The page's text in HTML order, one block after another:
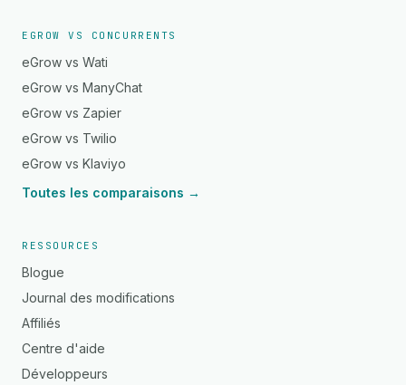
EGROW VS CONCURRENTS
eGrow vs Wati
eGrow vs ManyChat
eGrow vs Zapier
eGrow vs Twilio
eGrow vs Klaviyo
Toutes les comparaisons →
RESSOURCES
Blogue
Journal des modifications
Affiliés
Centre d'aide
Développeurs